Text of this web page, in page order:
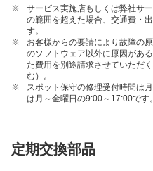
※
サービス実施店もしくは弊社サ
の範囲を超えた場合、交通費・
す。
※
お客様からの要請により故障の
のソフトウェア以外に原因があ
た費用を別途請求させていただ
む）。
※
スポット保守の修理受付時間は
は月～金曜日の9:00～17:00です。
定期交換部品